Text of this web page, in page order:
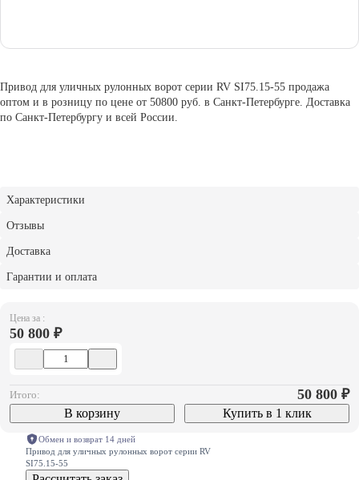
Цена за :
50 800 ₽
Итого: 50 800 ₽
В корзину Купить в 1 клик
Обмен и возврат 14 дней
Привод для уличных рулонных ворот серии RV
SI75.15-55
Привод для уличных рулонных ворот серии RV SI75.15-55 продажа
оптом и в розницу по цене от 50800 руб. в Санкт-Петербурге. Доставка
по Санкт-Петербургу и всей России.
Характеристики
Отзывы
Доставка
Гарантии и оплата